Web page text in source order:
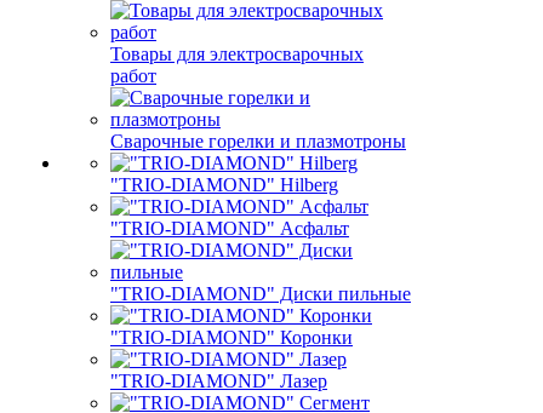
Товары для электросварочных
работ
Сварочные горелки и плазмотроны
"TRIO-DIAMOND" Hilberg
"TRIO-DIAMOND" Асфальт
"TRIO-DIAMOND" Диски пильные
"TRIO-DIAMOND" Коронки
"TRIO-DIAMOND" Лазер